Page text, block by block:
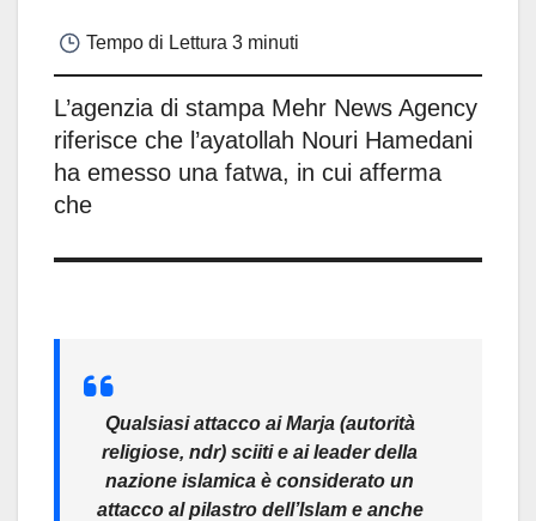
Tempo di Lettura 3 minuti
L’agenzia di stampa Mehr News Agency
riferisce che l’ayatollah Nouri Hamedani
ha emesso una fatwa, in cui afferma
che
Qualsiasi attacco ai Marja (autorità
religiose, ndr) sciiti e ai leader della
nazione islamica è considerato un
attacco al pilastro dell’Islam e anche